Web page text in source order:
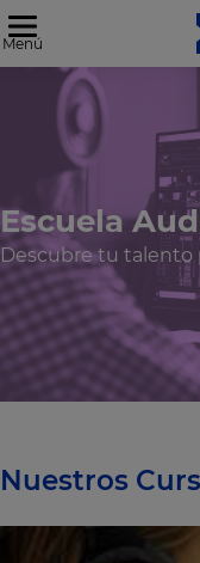
Menú
Escuela
Descubre tu talento
Nuestros